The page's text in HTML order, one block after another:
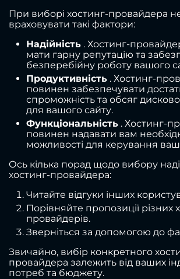
При виборі хостинг-провайдера
враховувати такі фактори:
Надійність . Хостинг-
мати гарну репутацію та
безперебійну роботу вашого
Продуктивність . Хостинг-
повинен забезпечувати
спроможність та обсяг
для вашого сайту.
Функціональність . Хостинг-
повинен надавати вам
можливості для керування
Ось кілька порад щодо вибору
хостинг-провайдера:
Читайте відгуки інших
Порівняйте пропозиції різних
провайдерів.
Зверніться за допомогою до
Звичайно, вибір конкретного
провайдера залежить від ваших
потреб та бюджету.